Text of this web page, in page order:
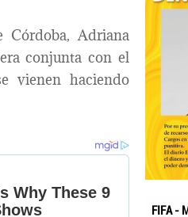
Adriana
conjunta con el
vienen haciendo